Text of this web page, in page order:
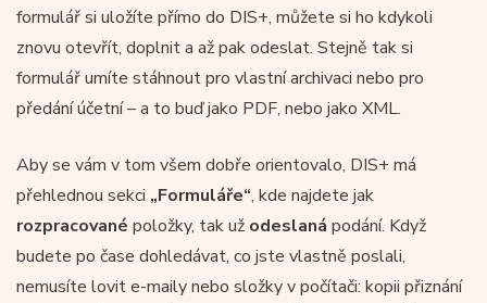
formulář si uložíte přímo do DIS+, můžete si ho kdykoli
znovu otevřít, doplnit a až pak odeslat. Stejně tak si
formulář umíte stáhnout pro vlastní archivaci nebo pro
předání účetní – a to buď jako PDF, nebo jako XML.
Aby se vám v tom všem dobře orientovalo, DIS+ má
přehlednou sekci „Formuláře“, kde najdete jak
rozpracované položky, tak už odeslaná podání. Když
budete po čase dohledávat, co jste vlastně poslali,
nemusíte lovit e-maily nebo složky v počítači: kopii přiznání